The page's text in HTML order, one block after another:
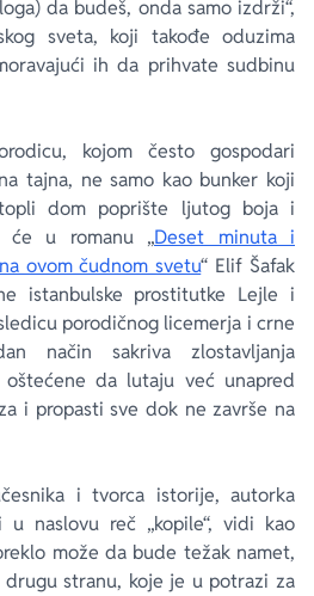
da budeš, onda samo izdrži“,
sveta, koji takođe oduzima
ih da prihvate sudbinu
kojom često gospodari
tajna, ne samo kao bunker koji
dom poprište ljutog boja i
će u romanu „Deset minuta i
ovom čudnom svetu“ Elif Šafak
istanbulske prostitutke Lejle i
porodičnog licemerja i crne
način sakriva zlostavljanja
da lutaju već unapred
i propasti sve dok ne završe na
i tvorca istorije, autorka
u naslovu reč „kopile“, vidi kao
može da bude težak namet,
stranu, koje je u potrazi za